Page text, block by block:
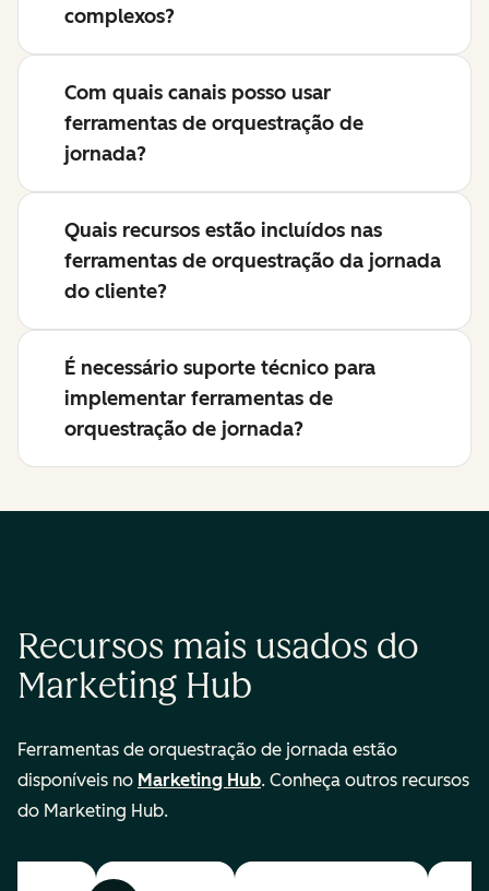
complexos?
Com quais canais posso usar
ferramentas de orquestração de
jornada?
Quais recursos estão incluídos nas
ferramentas de orquestração da jornada
do cliente?
É necessário suporte técnico para
implementar ferramentas de
orquestração de jornada?
Recursos mais usados do
Marketing Hub
Ferramentas de orquestração de jornada estão
disponíveis no Marketing Hub. Conheça outros recursos
do Marketing Hub.